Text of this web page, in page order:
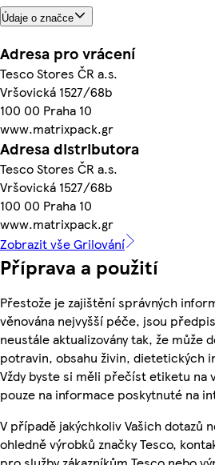
Údaje o značce
Adresa pro vrácení
Tesco Stores ČR a.s.
Vršovická 1527/68b
100 00 Praha 10
www.matrixpack.gr
Adresa distributora
Tesco Stores ČR a.s.
Vršovická 1527/68b
100 00 Praha 10
www.matrixpack.gr
Zobrazit vše Grilování
Příprava a použití
Přestože je zajištění správných
věnována nejvyšší péče, jsou
neustále aktualizovány tak, že může
potravin, obsahu živin, dietetických
Vždy byste si měli přečíst etiketu na
pouze na informace poskytnuté na
V případě jakýchkoliv Vašich dotazů
ohledně výrobků značky Tesco,